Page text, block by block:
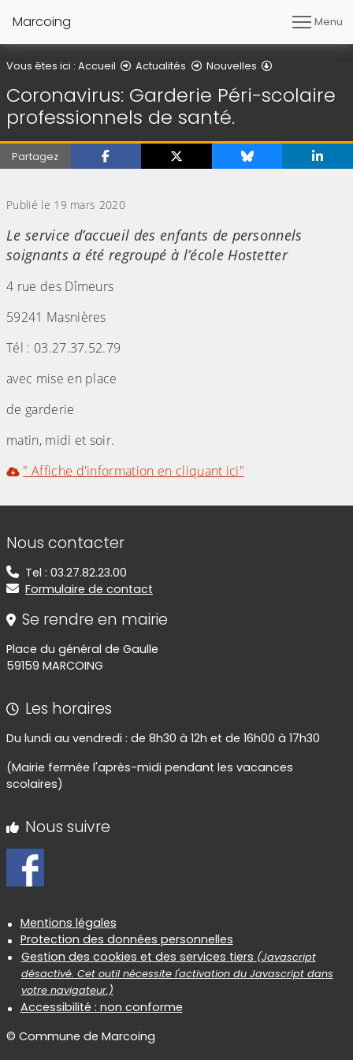
Marcoing Menu
Vous êtes ici : Accueil Actualités Nouvelles
Coronavirus: Garderie Péri-scolaire
professionnels de santé.
Partagez
Publié le 19 mars 2020
Le service d’accueil des enfants de personnels
soignants a été regroupé à l’école Hostetter
4 rue des Dîmeurs
59241 Masnières
Tél : 03.27.37.52.79
avec mise en place
de garderie
matin, midi et soir.
" Affiche d'information en cliquant ici"
Informations de contact
Nous contacter
Tel : 03.27.82.23.00
Formulaire de contact
Se rendre en mairie
Place du général de Gaulle
59159 MARCOING
Les horaires
Du lundi au vendredi : de 8h30 à 12h et de 16h00 à 17h30
(Mairie fermée l'après-midi pendant les vacances
scolaires)
Nous suivre
Informations réglementaires
Mentions légales
Protection des données personnelles
Gestion des cookies et des services tiers (Javascript
désactivé. Cet outil nécessite l'activation du Javascript dans
votre navigateur.)
Accessibilité : non conforme
© Commune de Marcoing